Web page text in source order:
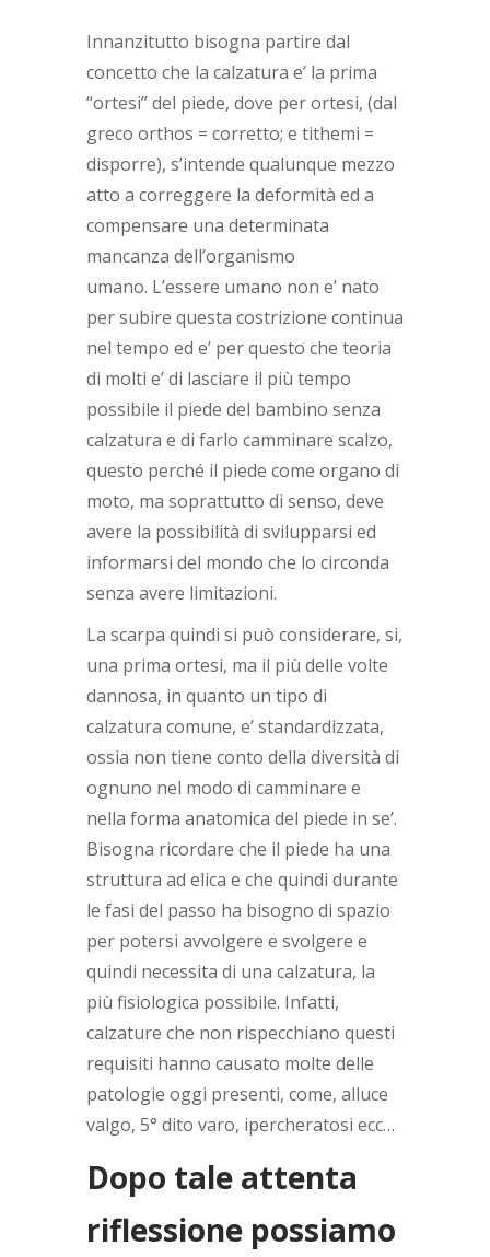
Innanzitutto bisogna partire dal
concetto che la calzatura e’ la prima
“ortesi” del piede, dove per ortesi, (dal
greco orthos = corretto; e tithemi =
disporre), s’intende qualunque mezzo
atto a correggere la deformità ed a
compensare una determinata
mancanza dell’organismo
umano. L’essere umano non e’ nato
per subire questa costrizione continua
nel tempo ed e’ per questo che teoria
di molti e’ di lasciare il più tempo
possibile il piede del bambino senza
calzatura e di farlo camminare scalzo,
questo perché il piede come organo di
moto, ma soprattutto di senso, deve
avere la possibilità di svilupparsi ed
informarsi del mondo che lo circonda
senza avere limitazioni.
La scarpa quindi si può considerare, si,
una prima ortesi, ma il più delle volte
dannosa, in quanto un tipo di
calzatura comune, e’ standardizzata,
ossia non tiene conto della diversità di
ognuno nel modo di camminare e
nella forma anatomica del piede in se’.
Bisogna ricordare che il piede ha una
struttura ad elica e che quindi durante
le fasi del passo ha bisogno di spazio
per potersi avvolgere e svolgere e
quindi necessita di una calzatura, la
più fisiologica possibile. Infatti,
calzature che non rispecchiano questi
requisiti hanno causato molte delle
patologie oggi presenti, come, alluce
valgo, 5° dito varo, ipercheratosi ecc…
Dopo tale attenta
riflessione possiamo